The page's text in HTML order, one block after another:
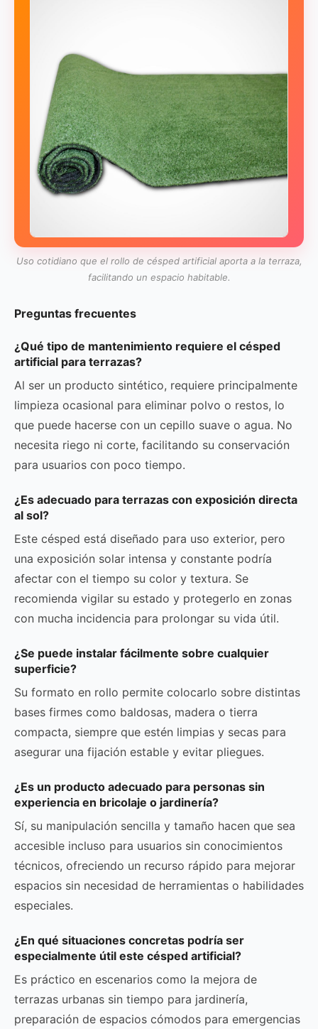
Uso cotidiano que el rollo de césped artificial aporta a la terraza,
facilitando un espacio habitable.
Preguntas frecuentes
¿Qué tipo de mantenimiento requiere el césped
artificial para terrazas?
Al ser un producto sintético, requiere principalmente
limpieza ocasional para eliminar polvo o restos, lo
que puede hacerse con un cepillo suave o agua. No
necesita riego ni corte, facilitando su conservación
para usuarios con poco tiempo.
¿Es adecuado para terrazas con exposición directa
al sol?
Este césped está diseñado para uso exterior, pero
una exposición solar intensa y constante podría
afectar con el tiempo su color y textura. Se
recomienda vigilar su estado y protegerlo en zonas
con mucha incidencia para prolongar su vida útil.
¿Se puede instalar fácilmente sobre cualquier
superficie?
Su formato en rollo permite colocarlo sobre distintas
bases firmes como baldosas, madera o tierra
compacta, siempre que estén limpias y secas para
asegurar una fijación estable y evitar pliegues.
¿Es un producto adecuado para personas sin
experiencia en bricolaje o jardinería?
Sí, su manipulación sencilla y tamaño hacen que sea
accesible incluso para usuarios sin conocimientos
técnicos, ofreciendo un recurso rápido para mejorar
espacios sin necesidad de herramientas o habilidades
especiales.
¿En qué situaciones concretas podría ser
especialmente útil este césped artificial?
Es práctico en escenarios como la mejora de
terrazas urbanas sin tiempo para jardinería,
preparación de espacios cómodos para emergencias